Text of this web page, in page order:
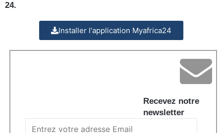
24.
Installer l'application Myafrica24
Recevez notre
newsletter